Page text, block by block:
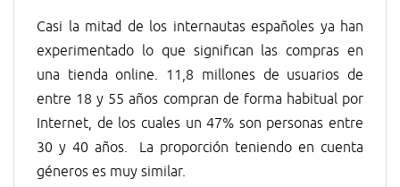
Casi la mitad de los internautas españoles ya han
experimentado lo que significan las compras en
una tienda online. 11,8 millones de usuarios de
entre 18 y 55 años compran de forma habitual por
Internet, de los cuales un 47% son personas entre
30 y 40 años. La proporción teniendo en cuenta
géneros es muy similar.